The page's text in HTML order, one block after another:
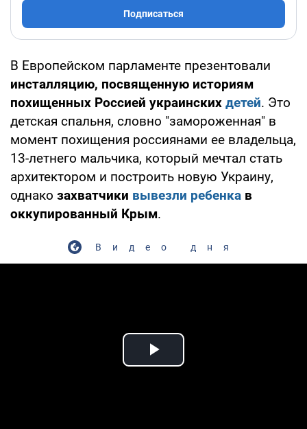
Подписаться
В Европейском парламенте презентовали
инсталляцию, посвященную историям
похищенных Россией украинских детей. Это
детская спальня, словно "замороженная" в
момент похищения россиянами ее владельца,
13-летнего мальчика, который мечтал стать
архитектором и построить новую Украину,
однако захватчики вывезли ребенка в
оккупированный Крым.
Видео дня
Play Video